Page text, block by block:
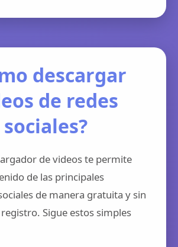
descargar
de redes
sociales?
de videos te permite
de las principales
de manera gratuita y sin
Sigue estos simples